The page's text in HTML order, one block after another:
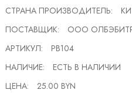
СТРАНА ПРОИЗВОДИТЕЛЬ:
ПОСТАВЩИК:
ООО
АРТИКУЛ:
PB104
НАЛИЧИЕ:
ЕСТЬ В НАЛИЧИИ
ЦЕНА:
25.00 BYN